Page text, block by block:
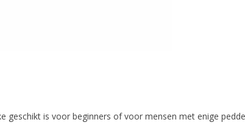
geschikt is voor beginners of voor mensen met enige